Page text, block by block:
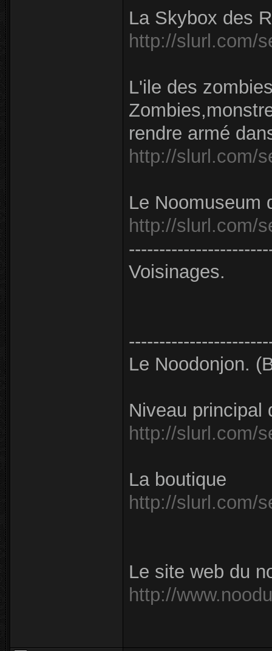
La Skybox des
http://slurl.com/
L'ile des
rendre armé
http://slurl.com/
Le Noomuseum
http://slurl.com/
Voisinages.
Le Noodonjon.
Niveau principal
http://slurl.com/
La boutique
http://slurl.com/
Le site web du
http://